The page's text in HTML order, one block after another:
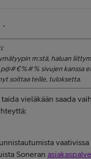
m:stä, haluan
sivujen kanssa
soittaa teille, tuloksetta.
vieläkään saada
Soneran